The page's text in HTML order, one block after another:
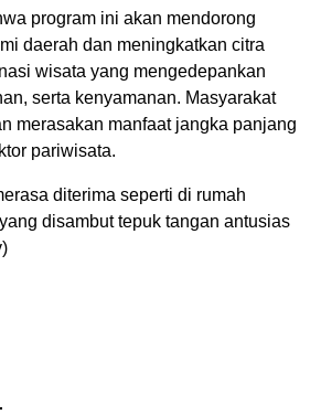
program ini akan mendorong
daerah dan meningkatkan citra
wisata yang mengedepankan
serta kenyamanan. Masyarakat
merasakan manfaat jangka panjang
pariwisata.
diterima seperti di rumah
disambut tepuk tangan antusias